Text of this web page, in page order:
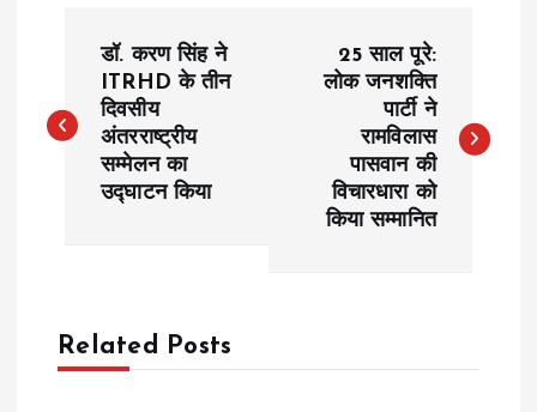
s
a
v
डॉ. करण सिंह ने
ITRHD के तीन
दिवसीय
अंतरराष्ट्रीय
सम्मेलन का
उद्घाटन किया
25 साल पूरे:
लोक जनशक्ति
पार्टी ने
रामविलास
पासवान की
विचारधारा को
किया सम्मानित
Related Posts